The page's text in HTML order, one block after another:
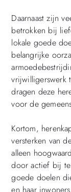
Daarnaast zijn
betrokken bij
lokale goede
belangrijke
vrijwilligerswerk
dragen deze
voor de
Kortom,
versterken van
alleen
door actief bij te
goede doelen
en haar